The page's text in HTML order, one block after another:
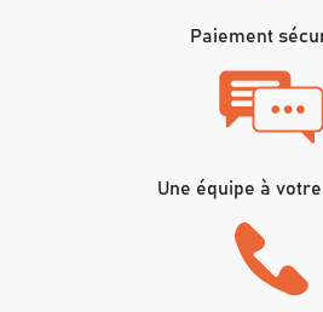
Paiement
Une équipe à